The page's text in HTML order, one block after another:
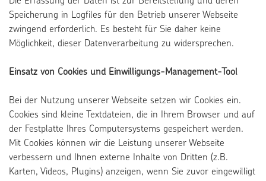
Speicherung in Logfiles für den Betrieb unserer Webseite
zwingend erforderlich. Es besteht für Sie daher keine
Möglichkeit, dieser Datenverarbeitung zu widersprechen.
Einsatz von Cookies und Einwilligungs-Management-Tool
Bei der Nutzung unserer Webseite setzen wir Cookies ein.
Cookies sind kleine Textdateien, die in Ihrem Browser und auf
der Festplatte Ihres Computersystems gespeichert werden.
Mit Cookies können wir die Leistung unserer Webseite
verbessern und Ihnen externe Inhalte von Dritten (z.B.
Karten, Videos, Plugins) anzeigen, wenn Sie zuvor eingewilligt